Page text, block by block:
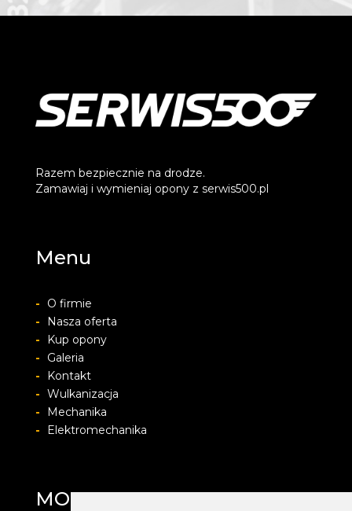
Razem bezpiecznie na drodze.
Zamawiaj i wymieniaj opony z serwis500.pl
Menu
-
O firmie
-
Nasza oferta
-
Kup opony
-
Galeria
-
Kontakt
- Wulkanizacja
-
Mechanika
-
Elektromechanika
MOTOLAB WULKANIZACJA